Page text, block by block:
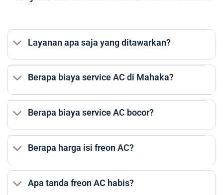
Layanan apa saja yang ditawarkan?
Berapa biaya service AC di Mahaka?
Berapa biaya service AC bocor?
Berapa harga isi freon AC?
Apa tanda freon AC habis?